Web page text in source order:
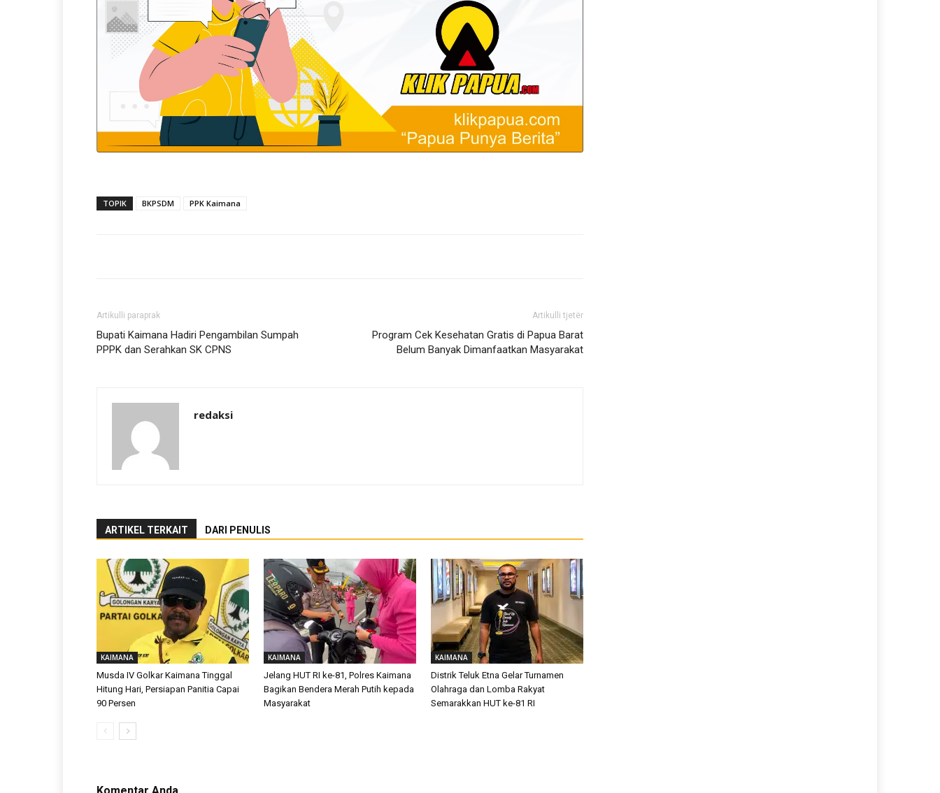
TOPIK BKPSDM PPK Kaimana
Artikulli paraprak
Bupati Kaimana Hadiri Pengambilan Sumpah
PPPK dan Serahkan SK CPNS
Artikulli tjetër
Program Cek Kesehatan Gratis di Papua Barat
Belum Banyak Dimanfaatkan Masyarakat
redaksi
ARTIKEL TERKAIT DARI PENULIS
KAIMANA
Musda IV Golkar Kaimana Tinggal
Hitung Hari, Persiapan Panitia Capai
90 Persen
KAIMANA
Jelang HUT RI ke-81, Polres Kaimana
Bagikan Bendera Merah Putih kepada
Masyarakat
KAIMANA
Distrik Teluk Etna Gelar Turnamen
Olahraga dan Lomba Rakyat
Semarakkan HUT ke-81 RI